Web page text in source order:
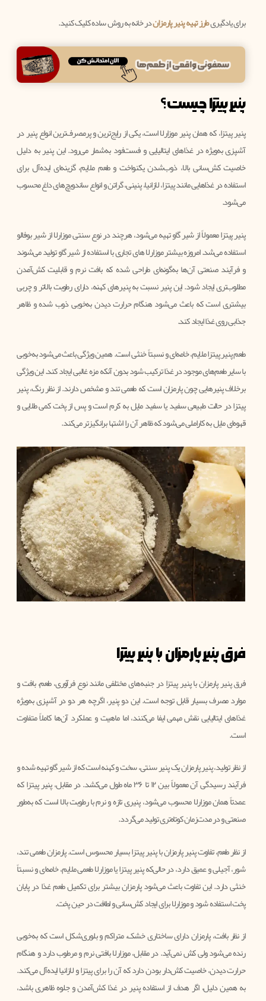
برای یادگیریطرز تهیه پنیر پارمزاندر خانه به روش ساده کلیک کنید.
پنیر پیتزا چیست؟
پنیر پیتزا، که همان پنیر موزارلا است، یکی از رایج‌ترین و پرمصرف‌ترین انواع پنیر در
آشپزی به‌ویژه در غذاهای ایتالیایی و فست‌فود به‌شمار می‌رود. این پنیر به دلیل
خاصیت کش‌سانی بالا، ذوب‌شدن یکنواخت و طعم ملایم، گزینه‌ای ایده‌آل برای
استفاده در غذاهایی مانند پیتزا، لازانیا، پنینی، گراتن و انواع ساندویچ‌های داغ محسوب
می‌شود.
پنیر پیتزا معمولاً از شیر گاو تهیه می‌شود، هرچند در نوع سنتی موزارلا از شیر بوفالو
استفاده می‌شد. امروزه بیشتر موزارلا های تجاری با استفاده از شیر گاو تولید می‌شوند
و فرآیند صنعتی آن‌ها به‌گونه‌ای طراحی شده که بافت نرم و قابلیت کش‌آمدن
مطلوب‌تری ایجاد شود. این پنیر نسبت به پنیرهای کهنه، دارای رطوبت بالاتر و چربی
بیشتری است که باعث می‌شود هنگام حرارت دیدن به‌خوبی ذوب شده و ظاهر
جذابی روی غذا ایجاد کند.
طعم پنیر پیتزا ملایم، خامه‌ای و نسبتاً خنثی است. همین ویژگی باعث می‌شود به‌خوبی
با سایر طعم‌های موجود در غذا ترکیب شود بدون آنکه مزه غالبی ایجاد کند. این ویژگی
برخلاف پنیرهایی چون پارمزان است که طعمی تند و مشخص دارند. از نظر رنگ، پنیر
پیتزا در حالت طبیعی سفید یا سفید مایل به کرم است و پس از پخت کمی طلایی و
قهوه‌ای مایل به کاراملی می‌شود که ظاهر آن را اشتها برانگیزتر می‌کند.
فرق پنیر پارمزان با پنیر پیتزا
فرق پنیر پارمزان با پنیر پیتزا در جنبه‌های مختلفی مانند نوع فرآوری، طعم، بافت و
موارد مصرف بسیار قابل توجه است. این دو پنیر، اگرچه هر دو در آشپزی به‌ویژه
غذاهای ایتالیایی نقش مهمی ایفا می‌کنند، اما ماهیت و عملکرد آن‌ها کاملاً متفاوت
است.
از نظر تولید، پنیر پارمزان یک پنیر سنتی، سخت و کهنه‌ است که از شیر گاو تهیه شده و
فرآیند رسیدگی آن معمولاً بین ۱۲ تا ۳۶ ماه طول می‌کشد. در مقابل، پنیر پیتزا که
عمدتاً همان موزارلا محسوب می‌شود، پنیری تازه و نرم با رطوبت بالا است که به‌طور
صنعتی و در مدت‌زمان کوتاه‌تری تولید می‌گردد.
از نظر طعم، تفاوت پنیر پارمزان با پنیر پیتزا بسیار محسوس است. پارمزان طعمی تند،
شور، آجیلی و عمیق دارد، در حالی‌که پنیر پیتزا یا موزارلا طعمی ملایم، خامه‌ای و نسبتاً
خنثی دارد. این تفاوت باعث می‌شود پارمزان بیشتر برای تکمیل طعم غذا در پایان
پخت استفاده شود و موزارلا برای ایجاد کش‌سانی و لطافت در حین پخت.
از نظر بافت، پارمزان دارای ساختاری خشک، متراکم و بلوری‌شکل است که به‌خوبی
رنده می‌شود ولی کش نمی‌آید. در مقابل، موزارلا بافتی نرم و مرطوب دارد و هنگام
حرارت دیدن، خاصیت کش‌دار بودن دارد که آن را برای پیتزا و لازانیا ایده‌آل می‌کند.
به همین دلیل، اگر هدف از استفاده پنیر در غذا کش‌آمدن و جلوه ظاهری باشد،